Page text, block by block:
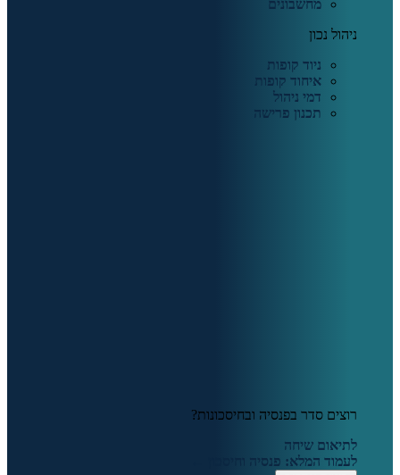
מחשבונים
ניהול נכון
ניוד קופות
איחוד קופות
דמי ניהול
תכנון פרישה
רוצים סדר בפנסיה ובחיסכונות?
לתיאום שיחה
לעמוד המלא: פנסיה וחיסכון ←